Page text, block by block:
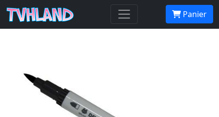
Panier
NP 425 Elm Green